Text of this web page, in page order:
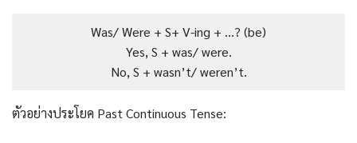
Was/ Were + S+ V-ing + …? (be)
Yes, S + was/ were.
No, S + wasn’t/ weren’t.
ตัวอย่างประโยค Past Continuous Tense: